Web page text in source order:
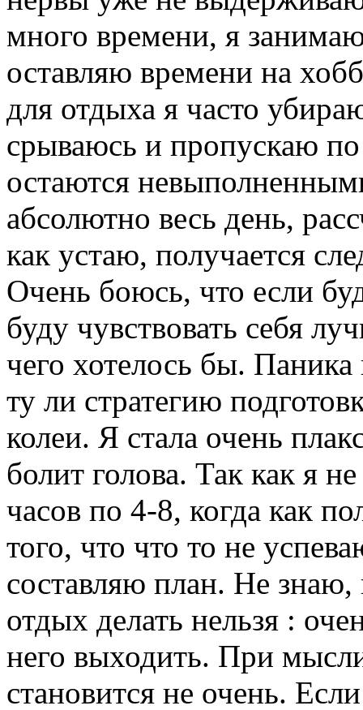
много времени, я
оставляю времени на
для отдыха я часто
срываюсь и пропускаю по
остаются
абсолютно весь день,
как устаю, получается
Очень боюсь, что если
буду чувствовать себя
чего хотелось бы.
ту ли стратегию
колеи. Я стала очень
болит голова. Так как я
часов по 4-8, когда как
того, что что то не
составляю план. Не знаю,
отдых делать нельзя :
него выходить. При
становится не очень.